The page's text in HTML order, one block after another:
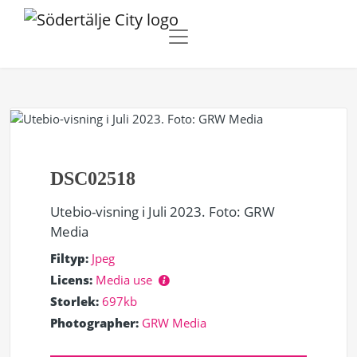
DSC02518
Utebio-visning i Juli 2023. Foto: GRW
Media
Filtyp: Jpeg
Licens: Media use
Storlek: 697kb
Photographer: GRW Media